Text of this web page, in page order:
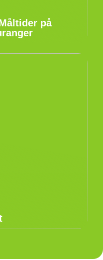
på